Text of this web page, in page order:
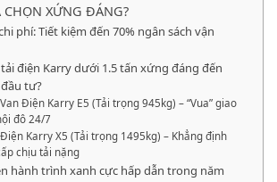
CHỌN XỨNG ĐÁNG?
phí: Tiết kiệm đến 70% ngân sách vận
tải điện Karry dưới 1.5 tấn xứng đáng đến
tư?
Điện Karry E5 (Tải trọng 945kg) – “Vua” giao
đô 24/7
Karry X5 (Tải trọng 1495kg) – Khẳng định
chịu tải nặng
hành trình xanh cực hấp dẫn trong năm